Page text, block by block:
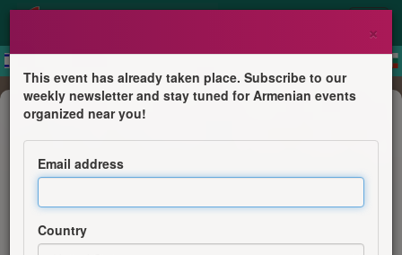
Concert
„Ruf der Seele“ – ein Konzert der
Schülerinnen der Alexej-Hekimian-
Saiteninstrumenten widmen sie sich
der geistlichen Musik.
×
This event has already taken place. Subscribe to our
weekly newsletter and stay tuned for Armenian events
organized near you!
Email address
Country